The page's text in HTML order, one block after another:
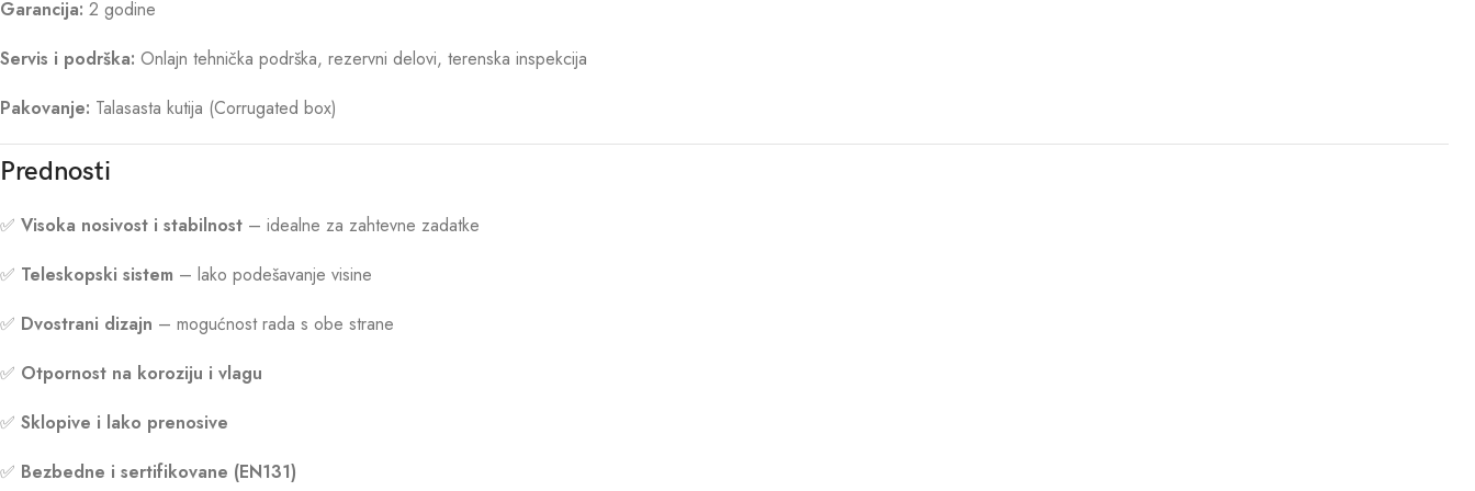
Garancija: 2 godine
Servis i podrška: Onlajn tehnička podrška, rezervni delovi, terenska inspekcija
Pakovanje: Talasasta kutija (Corrugated box)
Prednosti
✅ Visoka nosivost i stabilnost – idealne za zahtevne zadatke
✅ Teleskopski sistem – lako podešavanje visine
✅ Dvostrani dizajn – mogućnost rada s obe strane
✅ Otpornost na koroziju i vlagu
✅ Sklopive i lako prenosive
✅ Bezbedne i sertifikovane (EN131)